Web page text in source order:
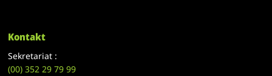
Kontakt
Sekretariat :
(00)352 29 79 99